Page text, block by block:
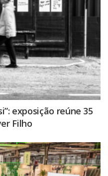
exposição reúne 35
Filho